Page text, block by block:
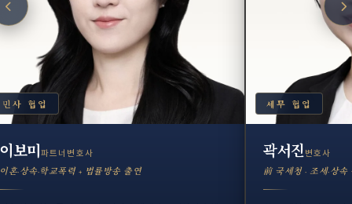
민사 협업
이보미파트너변호사
이혼·상속·학교폭력 + 법률방송 출연
세무 협업
곽서진 변호사
前 국세청 · 조세·상속